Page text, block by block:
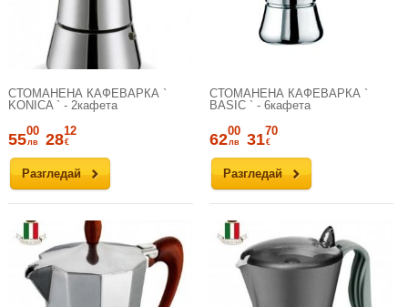
СТОМАНЕНА КАФЕВАРКА `
KONICA ` - 2кафета
Разгледай
5500
лв 2812
€
СТОМАНЕНА КАФЕВАРКА `
BASIC ` - 6кафета
Разгледай
6200
лв 3170
€